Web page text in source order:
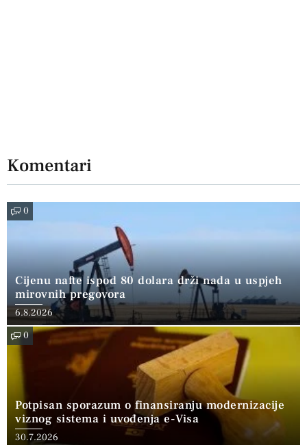
Komentari
0
Cijenu nafte ispod 80 dolara drži nada u uspjeh
mirovnih pregovora
6.8.2026
0
Potpisan sporazum o finansiranju modernizacije
viznog sistema i uvođenja e-Visa
30.7.2026